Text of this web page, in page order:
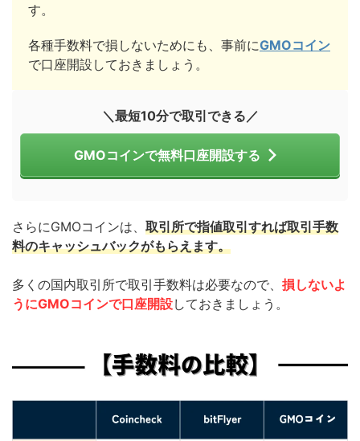
す。
各種手数料で損しないためにも、事前にGMOコイン
で口座開設しておきましょう。
＼最短10分で取引できる／
GMOコインで無料口座開設する
さらにGMOコインは、 取引所で指値取引すれば取引手数
料のキャッシュバックがもらえます。
多くの国内取引所で取引手数料は必要なので、 損しないよ
うにGMOコインで口座開設しておきましょう。